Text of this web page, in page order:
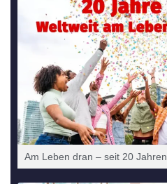
Am Leben dran – seit 20 Jahren